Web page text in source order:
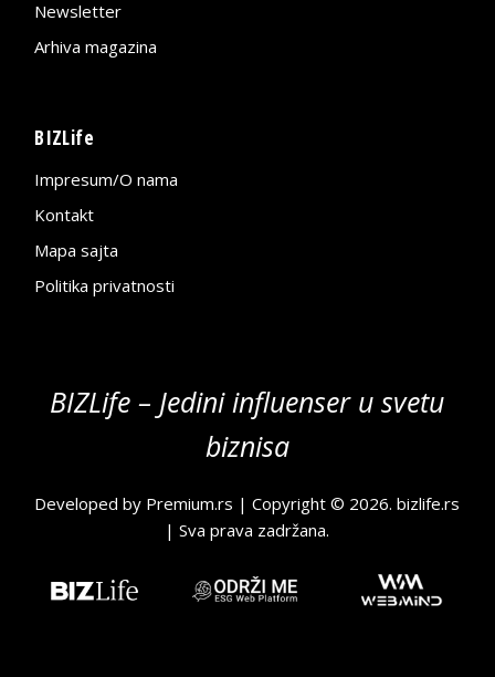
Newsletter
Arhiva magazina
BIZLife
Impresum/O nama
Kontakt
Mapa sajta
Politika privatnosti
BIZLife – Jedini influenser u svetu
biznisa
Developed by Premium.rs | Copyright © 2026.bizlife.rs
| Sva prava zadržana.